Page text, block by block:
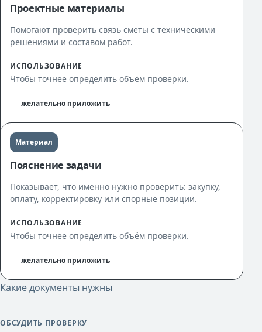
Проектные материалы
Помогают проверить связь сметы с техническими
решениями и составом работ.
ИСПОЛЬЗОВАНИЕ
Чтобы точнее определить объём проверки.
желательно приложить
Материал
Пояснение задачи
Показывает, что именно нужно проверить: закупку,
оплату, корректировку или спорные позиции.
ИСПОЛЬЗОВАНИЕ
Чтобы точнее определить объём проверки.
желательно приложить
Какие документы нужны
ОБСУДИТЬ ПРОВЕРКУ